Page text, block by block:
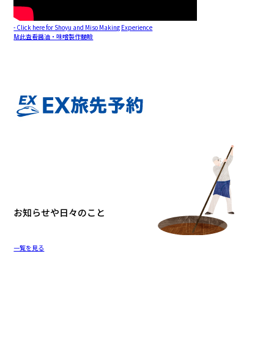
- Click here for Shoyu and Miso Making Experience
貼此査看醤油・味噌製作髄瞼
お知らせや日々のこと
一覧を見る